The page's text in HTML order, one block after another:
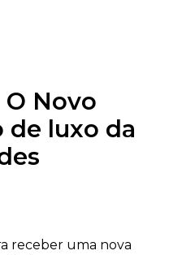
O Novo
de luxo da
receber uma nova